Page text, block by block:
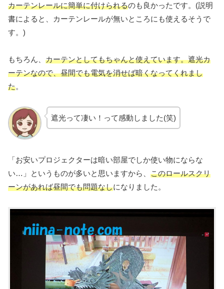
カーテンレールに簡単に付けられるのも良かったです。(説明
書によると、カーテンレールが無いところにも使えるそうで
す。)
もちろん、 カーテンとしてもちゃんと使えています。遮光カ
ーテンなので、昼間でも電気を消せば暗くなってくれまし
た。
遮光って凄い！って感動しました(笑)
「お安いプロジェクターは暗い部屋でしか使い物にならな
い…」というものが多いと思いますから、 このロールスクリ
ーンがあれば昼間でも問題なしになりました。